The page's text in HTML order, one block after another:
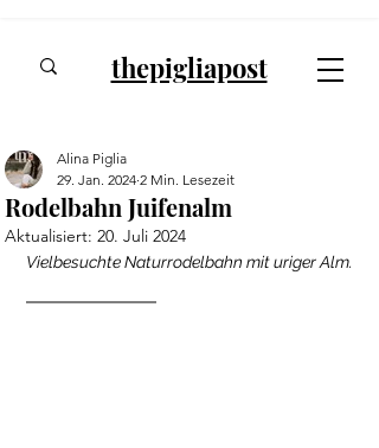
thepigliapost
Rodelbahn Juifenalm
Alina Piglia
29. Jan. 2024 2 Min. Lesezeit
Aktualisiert: 20. Juli 2024
Vielbesuchte Naturrodelbahn mit uriger Alm.